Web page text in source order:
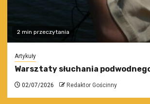
2 min przeczytania
Artykuły
Warsztaty słuchania
02/07/2026 Redaktor Gościnny